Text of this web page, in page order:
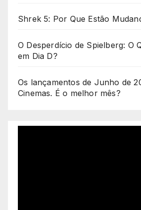
Shrek 5: Por Que Estão
O Desperdício de Spielberg: O
em Dia D?
Os lançamentos de Junho de
Cinemas. É o melhor mês?